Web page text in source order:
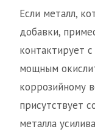
Если металл,
добавки,
контактирует
мощным
коррозийному
присутствует
металла